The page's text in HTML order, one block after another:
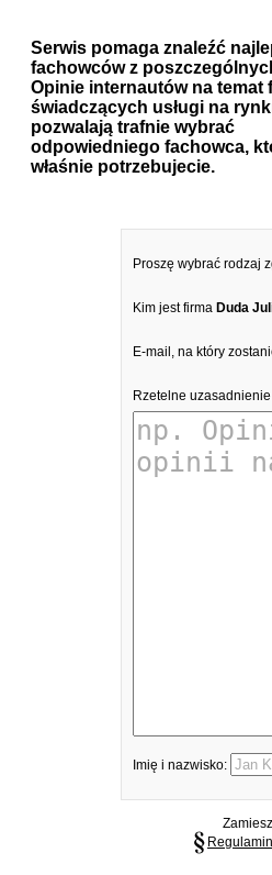
Serwis pomaga znaleźć
fachowców z
Opinie internautów na temat
świadczących usługi na
pozwalają trafnie wybrać
odpowiedniego fachowca,
właśnie potrzebujecie.
Proszę wybrać rodzaj
Kim jest firma Duda
E-mail, na który
Rzetelne
Imię i nazwisko: